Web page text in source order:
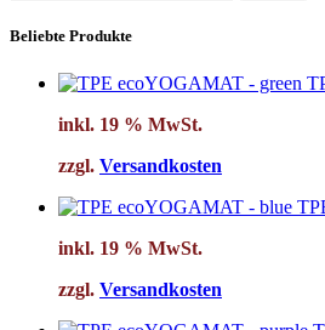
Beliebte Produkte
inkl. 19 % MwSt.
zzgl. Versandkosten
inkl. 19 % MwSt.
zzgl. Versandkosten